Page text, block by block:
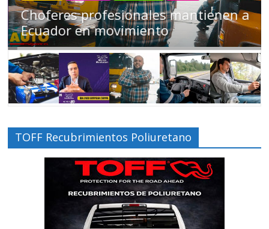
Choferes profesionales mantienen a
Ecuador en movimiento
TOFF Recubrimientos Poliuretano